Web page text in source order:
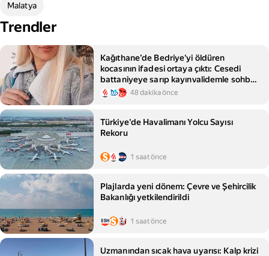
Malatya
Trendler
Kağıthane’de Bedriye'yi öldüren
kocasının ifadesi ortaya çıktı: Cesedi
battaniyeye sarıp kayınvalidemle sohbet
ettim
48 dakika önce
Türkiye'de Havalimanı Yolcu Sayısı
Rekoru
1 saat önce
Plajlarda yeni dönem: Çevre ve Şehircilik
Bakanlığı yetkilendirildi
1 saat önce
Uzmanından sıcak hava uyarısı: Kalp krizi